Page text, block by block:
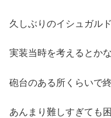
久しぶりのイシュガル
実装当時を考えるとか
砲台のある所くらいで
あんまり難しすぎても